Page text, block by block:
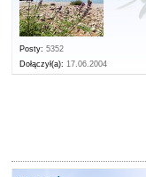
Posty: 5352
Dołączył(a): 17.06.2004